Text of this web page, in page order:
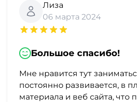
Лиза
06 марта 2024
Большое спасибо!
Мне нравится тут
постоянно развивается, в
материала и веб сайта, что